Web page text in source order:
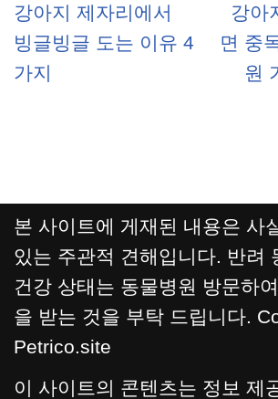
강아지 제자리에서
빙글빙글 도는 이유 4
가지
강아
면 중
원
본 사이트에 게재된 내용은 사
있는 주관적 견해입니다. 반려
건강 상태는 동물병원 방문하
을 받는 것을 부탁 드립니다.
Petrico.site
이 사이트의 콘텐츠는 정보 제